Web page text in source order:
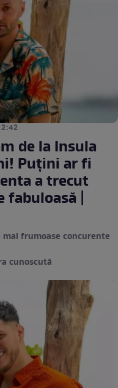
de la Insula
Puțini ar fi
a trecut
|
frumoase concurente
cunoscută